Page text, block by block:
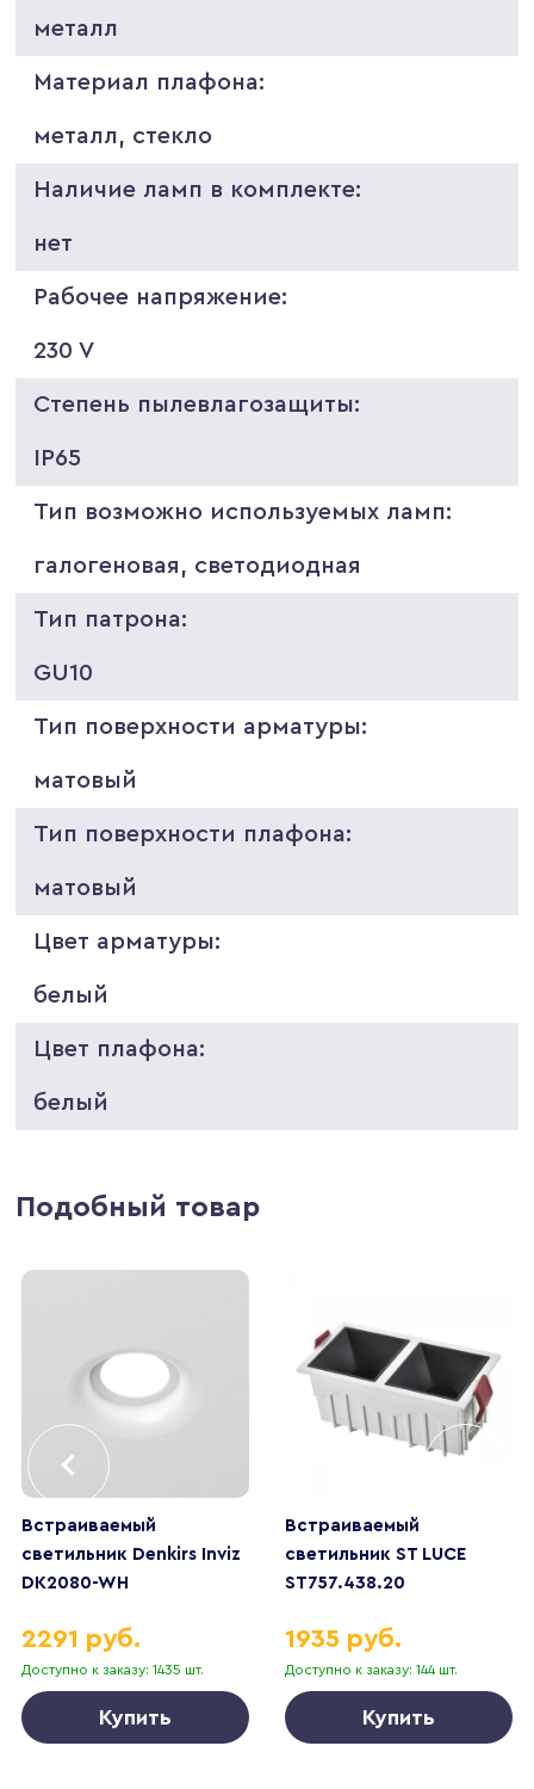
металл
Материал плафона:
металл, стекло
Наличие ламп в комплекте:
нет
Рабочее напряжение:
230 V
Степень пылевлагозащиты:
IP65
Тип возможно используемых ламп:
галогеновая, светодиодная
Тип патрона:
GU10
Тип поверхности арматуры:
матовый
Тип поверхности плафона:
матовый
Цвет арматуры:
белый
Цвет плафона:
белый
Подобный товар
Встраиваемый
светильник Denkirs Inviz
DK2080-WH
Доступно к заказу: 1435 шт.
2291 руб.
Купить
Встраиваемый
светильник ST LUCE
ST757.438.20
Доступно к заказу: 144 шт.
1935 руб.
Купить